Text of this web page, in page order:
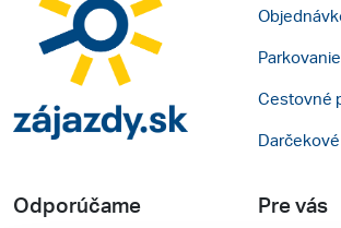
Cestovné
Odporúčame Pre vás